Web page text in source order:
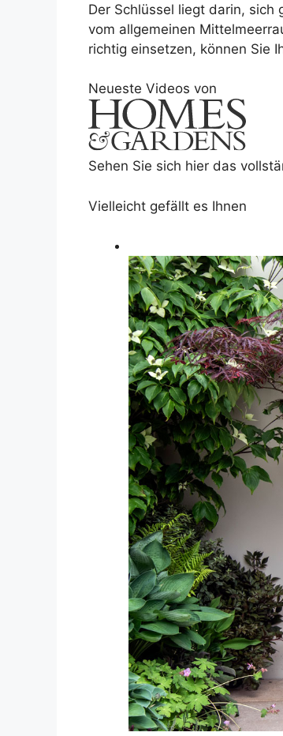
Der Schlüssel liegt darin, sich
vom allgemeinen
richtig einsetzen, können Sie
Neueste Videos von
Sehen Sie sich hier das
Vielleicht gefällt es Ihnen